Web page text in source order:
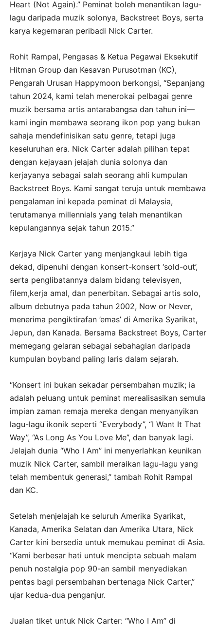
Heart (Not Again).” Peminat boleh menantikan lagu-
lagu daripada muzik solonya, Backstreet Boys, serta
karya kegemaran peribadi Nick Carter.
Rohit Rampal, Pengasas & Ketua Pegawai Eksekutif
Hitman Group dan Kesavan Purusotman (KC),
Pengarah Urusan Happymoon berkongsi, “Sepanjang
tahun 2024, kami telah menerokai pelbagai genre
muzik bersama artis antarabangsa dan tahun ini—
kami ingin membawa seorang ikon pop yang bukan
sahaja mendefinisikan satu genre, tetapi juga
keseluruhan era. Nick Carter adalah pilihan tepat
dengan kejayaan jelajah dunia solonya dan
kerjayanya sebagai salah seorang ahli kumpulan
Backstreet Boys. Kami sangat teruja untuk membawa
pengalaman ini kepada peminat di Malaysia,
terutamanya millennials yang telah menantikan
kepulangannya sejak tahun 2015.”
Kerjaya Nick Carter yang menjangkaui lebih tiga
dekad, dipenuhi dengan konsert-konsert ‘sold-out’,
serta penglibatannya dalam bidang televisyen,
filem,kerja amal, dan penerbitan. Sebagai artis solo,
album debutnya pada tahun 2002, Now or Never,
menerima pengiktirafan ’emas’ di Amerika Syarikat,
Jepun, dan Kanada. Bersama Backstreet Boys, Carter
memegang gelaran sebagai sebahagian daripada
kumpulan boyband paling laris dalam sejarah.
“Konsert ini bukan sekadar persembahan muzik; ia
adalah peluang untuk peminat merealisasikan semula
impian zaman remaja mereka dengan menyanyikan
lagu-lagu ikonik seperti “Everybody”, “I Want It That
Way”, “As Long As You Love Me”, dan banyak lagi.
Jelajah dunia “Who I Am” ini menyerlahkan keunikan
muzik Nick Carter, sambil meraikan lagu-lagu yang
telah membentuk generasi,” tambah Rohit Rampal
dan KC.
Setelah menjelajah ke seluruh Amerika Syarikat,
Kanada, Amerika Selatan dan Amerika Utara, Nick
Carter kini bersedia untuk memukau peminat di Asia.
“Kami berbesar hati untuk mencipta sebuah malam
penuh nostalgia pop 90-an sambil menyediakan
pentas bagi persembahan bertenaga Nick Carter,”
ujar kedua-dua penganjur.
Jualan tiket untuk Nick Carter: “Who I Am” di